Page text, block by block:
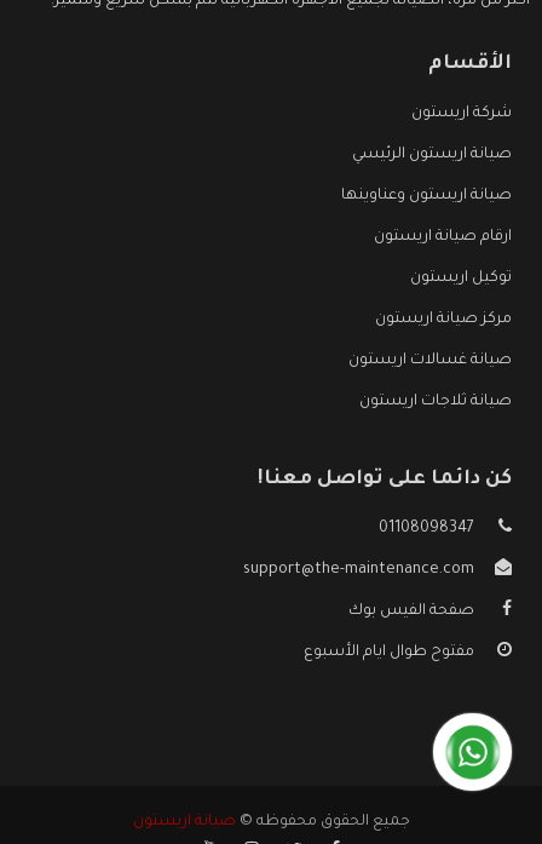
الأقسام
شركة اريستون
صيانة اريستون الرئيسي
صيانة اريستون وعناوينها
ارقام صيانة اريستون
توكيل اريستون
مركز صيانة اريستون
صيانة غسالات اريستون
صيانة ثلاجات اريستون
كن دائما على تواصل معنا!
01108098347
support@the-maintenance.com
صفحة الفيس بوك
مفتوح طوال ايام الأسبوع
جميع الحقوق محفوظه © صيانة اريستون